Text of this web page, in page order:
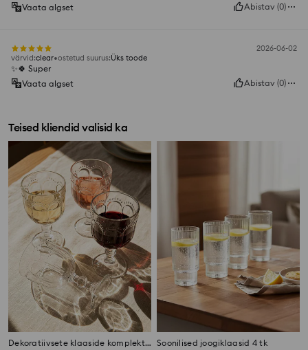
Vaata algset
Abistav (0)
2026-06-02
värvid:clear ostetud suurus:Üks toode
✨🍀 Super
Vaata algset
Abistav (0)
Teised kliendid valisid ka
Dekoratiivsete klaaside komplekt 4 pack Soonilised joogiklaasid 4 tk